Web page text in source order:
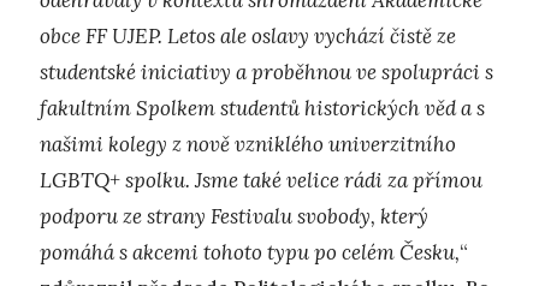
obce FF UJEP. Letos ale oslavy vychází čistě ze
studentské iniciativy a proběhnou ve spolupráci s
fakultním Spolkem studentů historických věd a s
našimi kolegy z nově vzniklého univerzitního
LGBTQ+ spolku. Jsme také velice rádi za přímou
podporu ze strany Festivalu svobody, který
pomáhá s akcemi tohoto typu po celém Česku,“